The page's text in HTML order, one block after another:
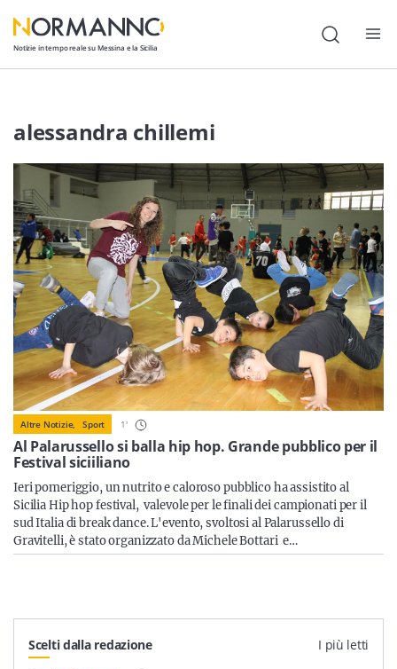
Notizie in tempo reale su Messina e la Sicilia
Attualità
Politica
Cultura
Lavoro
Società
Economia
Sport
Sicilia
Servizi
Iscriviti
alessandra chillemi
Al Palarussello si balla hip hop. Grande pubblico per il
Festival siciiliano
Altre Notizie, Sport 1'
Ieri pomeriggio, un nutrito e caloroso pubblico ha assistito al
Sicilia Hip hop festival, valevole per le finali dei campionati per il
sud Italia di break dance. L'evento, svoltosi al Palarussello di
Gravitelli, è stato organizzato da Michele Bottari e…
Scelti dalla redazione I più letti